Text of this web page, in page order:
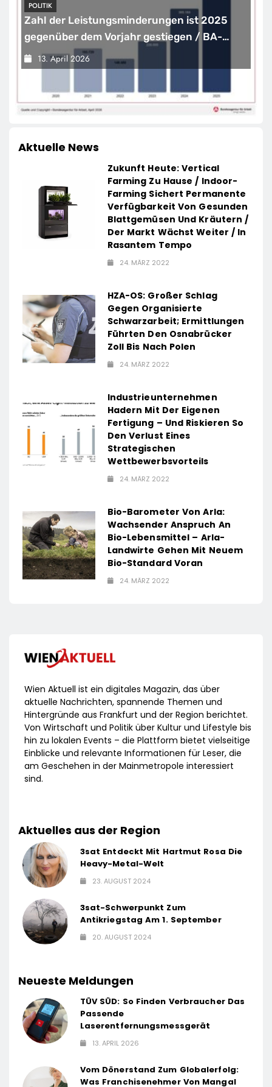
POLITIK
Zahl der Leistungsminderungen ist 2025
gegenüber dem Vorjahr gestiegen / BA-
Presseinfo Nr. 13
13. April 2026
Aktuelle News
Zukunft Heute: Vertical
Farming Zu Hause / Indoor-
Farming Sichert Permanente
Verfügbarkeit Von Gesunden
Blattgemüsen Und Kräutern /
Der Markt Wächst Weiter / In
Rasantem Tempo
24. MÄRZ 2022
HZA-OS: Großer Schlag
Gegen Organisierte
Schwarzarbeit; Ermittlungen
Führten Den Osnabrücker
Zoll Bis Nach Polen
24. MÄRZ 2022
Industrieunternehmen
Hadern Mit Der Eigenen
Fertigung – Und Riskieren So
Den Verlust Eines
Strategischen
Wettbewerbsvorteils
24. MÄRZ 2022
Bio-Barometer Von Arla:
Wachsender Anspruch An
Bio-Lebensmittel – Arla-
Landwirte Gehen Mit Neuem
Bio-Standard Voran
24. MÄRZ 2022
Wien Aktuell ist ein digitales Magazin, das über
aktuelle Nachrichten, spannende Themen und
Hintergründe aus Frankfurt und der Region berichtet.
Von Wirtschaft und Politik über Kultur und Lifestyle bis
hin zu lokalen Events – die Plattform bietet vielseitige
Einblicke und relevante Informationen für Leser, die
am Geschehen in der Mainmetropole interessiert
sind.
Aktuelles aus der Region
3sat Entdeckt Mit Hartmut Rosa Die
Heavy-Metal-Welt
23. AUGUST 2024
3sat-Schwerpunkt Zum
Antikriegstag Am 1. September
20. AUGUST 2024
Neueste Meldungen
TÜV SÜD: So Finden Verbraucher Das
Passende
Laserentfernungsmessgerät
13. APRIL 2026
Vom Dönerstand Zum Globalerfolg:
Was Franchisenehmer Von Mangal